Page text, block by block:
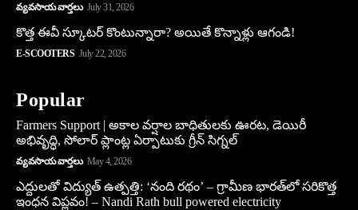
వ్యవసాయ వార్తలు July 31, 2026
కొత్త ఈవీ స్కూట‌ర్ కొంటున్నారా? అయితే కొన్నాళ్లు ఆగండి!
E-SCOOTERS July 22, 2026
Popular
Farmers Support | అకాల వర్షాల బాధితులకు ఊరట, డెయిరీ
అభివృద్ధి, సోలార్ ప్లాంట్ల ఏర్పాటుకు గ్రీన్‌ సిగ్నల్
వ్యవసాయ వార్తలు May 4, 2026
ఎద్దులతో విద్యుత్ ఉత్పత్తి: ‘నంది రథం’ – గ్రామీణ భారత్‌లో సరికొత్త
ఇంధన విప్లవం! – Nandi Rath bull powered electricity